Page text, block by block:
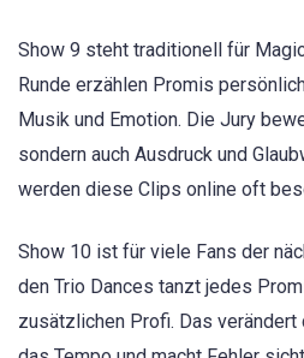
Show 9 steht traditionell für
Runde erzählen Promis
Musik und Emotion. Die Jury
sondern auch Ausdruck und
werden diese Clips online oft
Show 10 ist für viele Fans der
den Trio Dances tanzt jedes
zusätzlichen Profi. Das verändert